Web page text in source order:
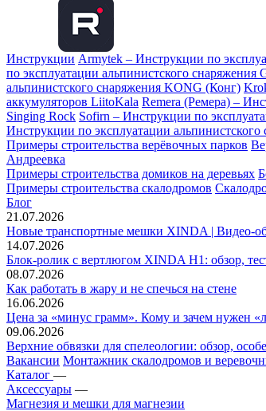
Инструкции Armytek – Инструкции по
по эксплуатации альпинистского снаряжения
альпинистского снаряжения KONG (Конг)
аккумуляторов LiitoKala Remera (Ремера) –
Singing Rock Sofirn – Инструкции по
Инструкции по эксплуатации
Примеры строительства верёвочных парков
Андреевка
Примеры строительства домиков на деревьях
Примеры строительства скалодромов
Блог
21.07.2026
Новые транспортные мешки XINDA | Видео-
14.07.2026
Блок-ролик с вертлюгом XINDA H1: обзор,
08.07.2026
Как работать в жару и не спечься на стене
16.06.2026
Цена за «минус грамм». Кому и зачем нужен
09.06.2026
Верхние обвязки для спелеологии: обзор,
Вакансии Монтажник скалодромов и
Каталог —
Аксессуары —
Магнезия и мешки для магнезии